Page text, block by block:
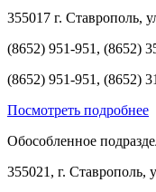
355017 г. Ставрополь,
(8652) 951-951, (8652)
(8652) 951-951, (8652)
Посмотреть подробнее
Обособленное
355021, г. Ставрополь,